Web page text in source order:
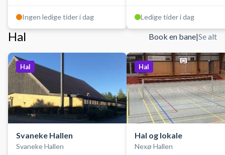
Ingen ledige tider i dag Ledige tider i dag
Hal Book en bane|Se alt
Hal
Svaneke Hallen
Svaneke Hallen
Hal
Hal og lokale
Nexø Hallen